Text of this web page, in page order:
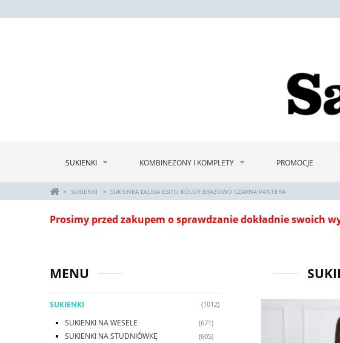
SUKIENKI KOMBINEZONY I KOMPLETY PROMOCJE
» SUKIENKI » SUKIENKA DŁUGA ESITO KOLOR BRĄZOWO CZARNA PANTERA
Prosimy przed zakupem o sprawdzanie dokładnie swoich
MENU
SUKIENKI (1012)
SUKIENKI NA WESELE (671)
SUKIENKI NA STUDNIÓWKĘ (605)